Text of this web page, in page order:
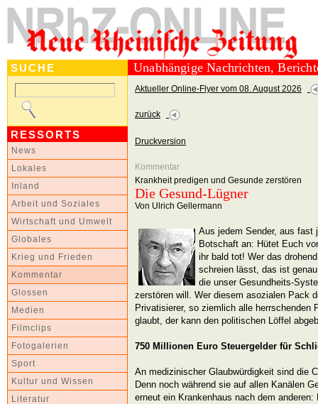
SUCHE
RESSORTS
News
Lokales
Inland
Arbeit und Soziales
Wirtschaft und Umwelt
Globales
Krieg und Frieden
Kommentar
Glossen
Medien
Filmclips
Fotogalerien
Sport
Kultur und Wissen
Literatur
Unabhängige Nachrichten,
Aktueller Online-Flyer vom 08. August 2026
zurück
Druckversion
Kommentar
Krankheit predigen und Gesunde zerstören
Die Gesund-Lügner
Von Ulrich Gellermann
Aus jedem Sender, aus fast
Botschaft an: Hütet Euch
ihr bald tot! Wer das
schreien lässt, das ist
die unser Gesundheits-
zerstören will. Wer diesem asozialen Pack
Privatisierer, so ziemlich alle herrschenden
glaubt, der kann den politischen Löffel
750 Millionen Euro Steuergelder für
An medizinischer Glaubwürdigkeit sind die
Denn noch während sie auf allen Kanälen
erneut ein Krankenhaus nach dem